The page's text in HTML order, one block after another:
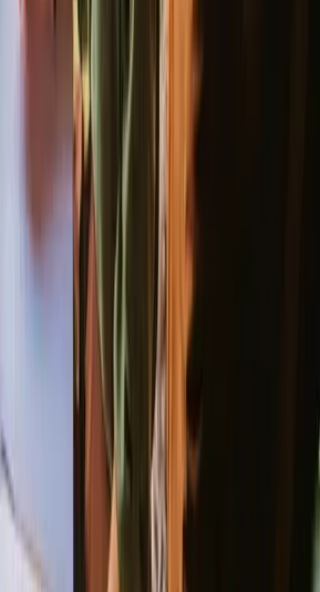
Se flere opphold
du booker opphold
i Lisboa
med vinsmaking i Lisboa, vurder
til vinregionene. Vær
som å respektere vinprodusentene og
elementer som vannflaske og snacks, og
for skjulte perler og spisesteder i området.
passer din måte å
på
Unike tilbud (3 opphold)
med vinsmaking i
i Lisboa gir ulike opplevelser for
vinmarkene, mens sommeren tilbyr
Høsten er perfekt for
mens vinteren gir en roligere atmosfære.